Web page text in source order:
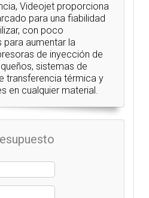
Videojet proporciona
para una fiabilidad
con poco
aumentar la
de inyección de
sistemas de
transferencia térmica y
en cualquier material.